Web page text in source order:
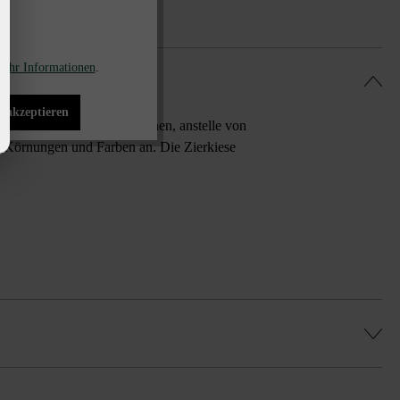
von Mauern und Zäunen, anstelle von
und Farben an. Die Zierkiese
Mehr Informationen.
akzeptieren